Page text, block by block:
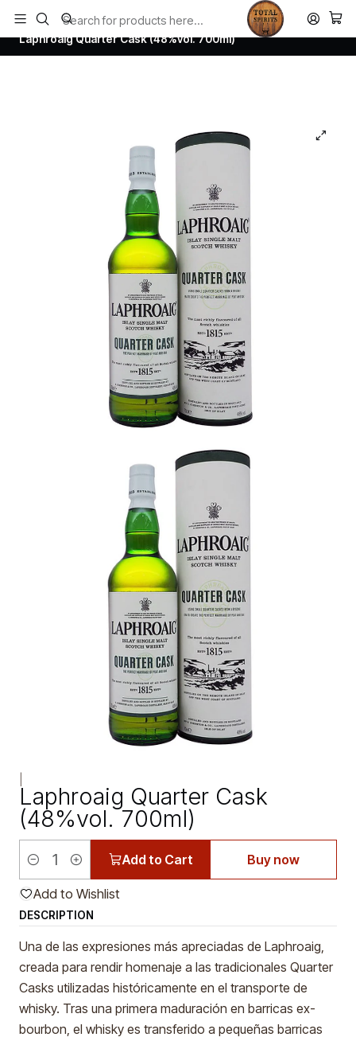
Todos los productos estan en stock. Despachamos a todo Chile.
Home Whisky
Scotch Whisky Islay
Laphroaig Quarter Cask (48%vol. 700ml)
Laphroaig Quarter Cask
(48%vol. 700ml)
Quantity
Add to Cart Buy now
Add to Wishlist
DESCRIPTION
Una de las expresiones más apreciadas de Laphroaig,
creada para rendir homenaje a las tradicionales Quarter
Casks utilizadas históricamente en el transporte de
whisky. Tras una primera maduración en barricas ex-
bourbon, el whisky es transferido a pequeñas barricas